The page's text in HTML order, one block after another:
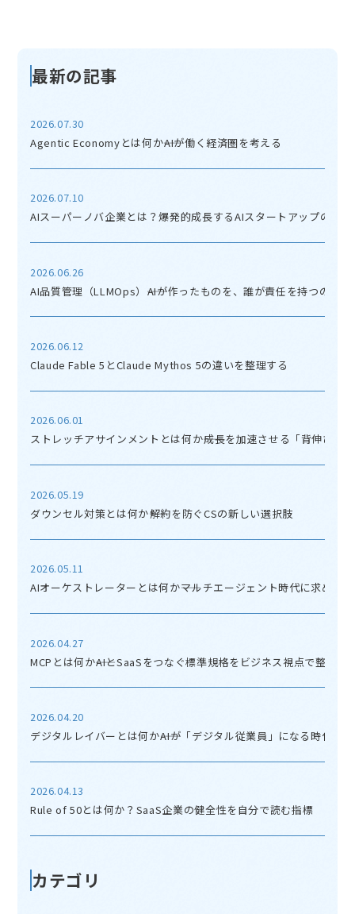
最新の記事
2026.07.30
Agentic Economyとは何か――AIが働く経済圏を考える
2026.07.10
AIスーパーノバ企業とは？爆発的成長するAIスタートアップの正体
2026.06.26
AI品質管理（LLMOps）――AIが作ったものを、誰が責任を持つのか
2026.06.12
Claude Fable 5とClaude Mythos 5の違いを整理する
2026.06.01
ストレッチアサインメントとは何か――成長を加速させる「背伸び」
2026.05.19
ダウンセル対策とは何か――解約を防ぐCSの新しい選択肢
2026.05.11
AIオーケストレーターとは何か――マルチエージェント時代に求めら
2026.04.27
MCPとは何か――AIとSaaSをつなぐ標準規格をビジネス視点で整理す
2026.04.20
デジタルレイバーとは何か――AIが「デジタル従業員」になる時代の
2026.04.13
Rule of 50とは何か？SaaS企業の健全性を自分で読む指標
カテゴリ